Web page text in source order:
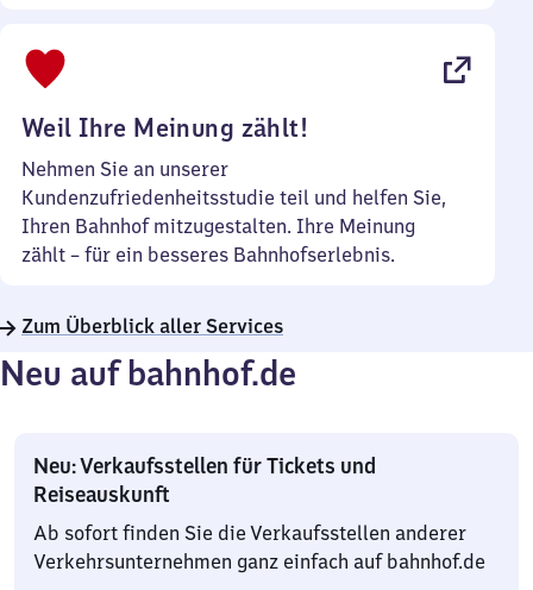
Weil Ihre Meinung zählt!
Nehmen Sie an unserer
Kundenzufriedenheitsstudie teil und helfen Sie,
Ihren Bahnhof mitzugestalten. Ihre Meinung
zählt – für ein besseres Bahnhofserlebnis.
Zum Überblick aller Services
Neu auf bahnhof.de
Neu: Verkaufsstellen für Tickets und
Reiseauskunft
Ab sofort finden Sie die Verkaufsstellen anderer
Verkehrsunternehmen ganz einfach auf bahnhof.de